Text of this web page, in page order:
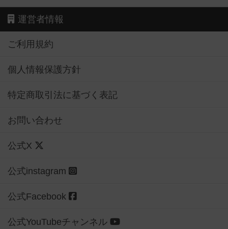
運営者情報
ご利用規約
個人情報保護方針
特定商取引法に基づく表記
お問い合わせ
公式X
公式instagram
公式Facebook
公式YouTubeチャンネル